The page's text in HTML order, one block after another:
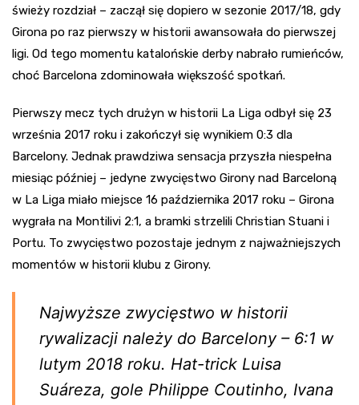
świeży rozdział – zaczął się dopiero w sezonie 2017/18, gdy
Girona po raz pierwszy w historii awansowała do pierwszej
ligi. Od tego momentu katalońskie derby nabrało rumieńców,
choć Barcelona zdominowała większość spotkań.
Pierwszy mecz tych drużyn w historii La Liga odbył się 23
września 2017 roku i zakończył się wynikiem 0:3 dla
Barcelony. Jednak prawdziwa sensacja przyszła niespełna
miesiąc później – jedyne zwycięstwo Girony nad Barceloną
w La Liga miało miejsce 16 października 2017 roku – Girona
wygrała na Montilivi 2:1, a bramki strzelili Christian Stuani i
Portu. To zwycięstwo pozostaje jednym z najważniejszych
momentów w historii klubu z Girony.
Najwyższe zwycięstwo w historii
rywalizacji należy do Barcelony – 6:1 w
lutym 2018 roku. Hat-trick Luisa
Suáreza, gole Philippe Coutinho, Ivana